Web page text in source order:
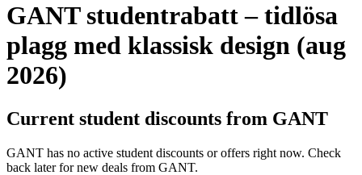
GANT studentrabatt – tidlösa
plagg med klassisk design (aug
2026)
Current student discounts from GANT
GANT has no active student discounts or offers right now. Check
back later for new deals from GANT.